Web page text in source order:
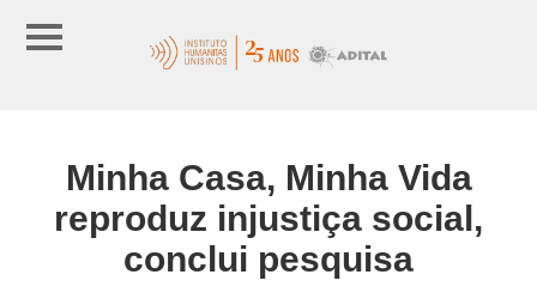
Minha Casa, Minha Vida
reproduz injustiça social,
conclui pesquisa